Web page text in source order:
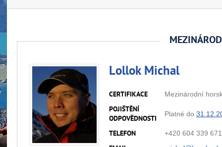
Lollok Michal
CERTIFIKACE
Mezinárodní
POJIŠTĚNÍ
ODPOVĚDNOSTI
Platné do
TELEFON
+420 604 339 671